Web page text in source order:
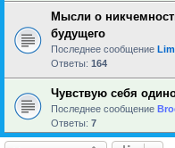
Мысли о
будущего
Последнее сообщение
Ответы: 164
Чувствую себя
Последнее сообщение
Ответы: 7